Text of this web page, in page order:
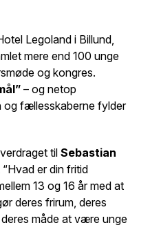
Legoland i Billund,
mere end 100 unge
og kongres.
– og netop
og fællesskaberne fylder
til Sebastian
“Hvad er din fritid
13 og 16 år med at
deres frirum, deres
måde at være unge